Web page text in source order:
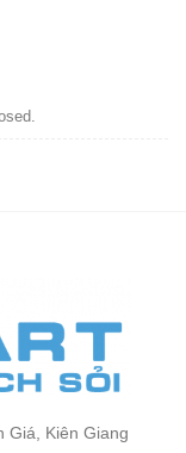
Giá, Kiên Giang